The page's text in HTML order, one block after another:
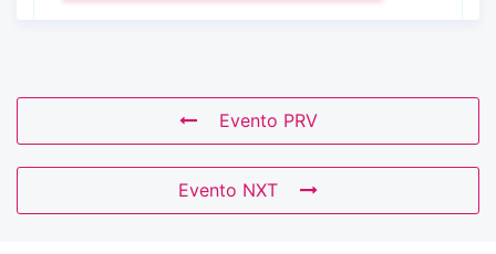
Evento PRV
Evento NXT